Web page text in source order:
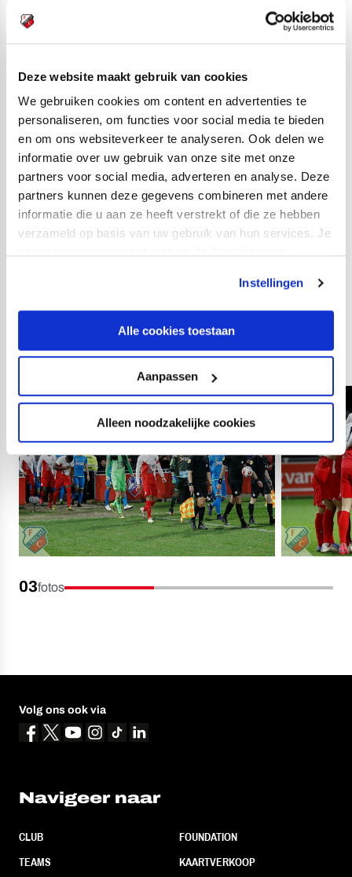
Deze website maakt gebruik van cookies
We gebruiken cookies om content en advertenties te
personaliseren, om functies voor social media te bieden
en om ons websiteverkeer te analyseren. Ook delen we
informatie over uw gebruik van onze site met onze
partners voor social media, adverteren en analyse. Deze
partners kunnen deze gegevens combineren met andere
informatie die u aan ze heeft verstrekt of die ze hebben
verzameld op basis van uw gebruik van hun services. Je
Instellingen
Alle cookies toestaan
Aanpassen
Alleen noodzakelijke cookies
Scheidsrechter
Opstelling Jong FC Utrecht:
Fabian de Keijzer; Sylian Mokono (80. Ruben
Hoogenhout), Mark Pabai, Christopher Mamengi,
Gabriel Culhaci; Rida El Barjiji (46. Giovanni de la
Vega), Justin Lonwijk, Davy van den Berg; Hicham
Acheffay (75. Mohamed Mallahi), Jeredy Hilterman,
Odysseus Velanas
Ven, Gijs Smal; Francesco Antonucci, Alex Plat, Jari
Vlak (74. Boy Deul); Nick Doodeman (66. Jelle Duin),
Martijn Kaars, Derry John Murkin (70. Ibrahim El Kadiri)
03fotos
Volg ons ook via
Navigeer naar
CLUB
TEAMS
FOUNDATION
KAARTVERKOOP